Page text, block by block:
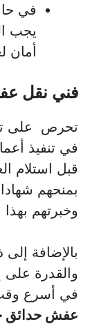
في
يجب
أمان
فني نقل
تحرص على
في تنفيذ
قبل استلام
بمنحهم
وخبرتهم
بالإضافة
والقدرة على
في أسرع
عفش حدائق